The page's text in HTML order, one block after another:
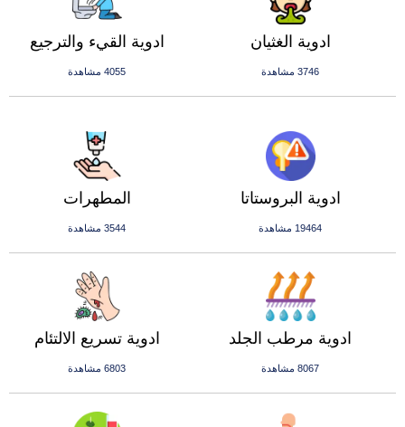
ادوية القيء والترجيع
4055 مشاهدة
ادوية الغثيان
3746 مشاهدة
المطهرات
3544 مشاهدة
ادوية البروستاتا
19464 مشاهدة
ادوية تسريع الالتئام
6803 مشاهدة
ادوية مرطب الجلد
8067 مشاهدة